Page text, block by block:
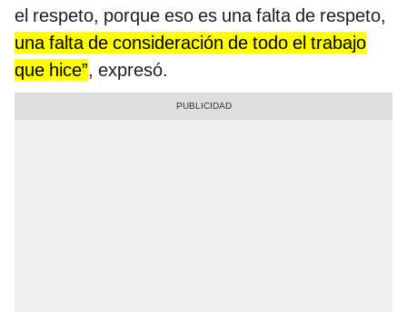
el respeto, porque eso es una falta de respeto,
una falta de consideración de todo el trabajo
que hice”, expresó.